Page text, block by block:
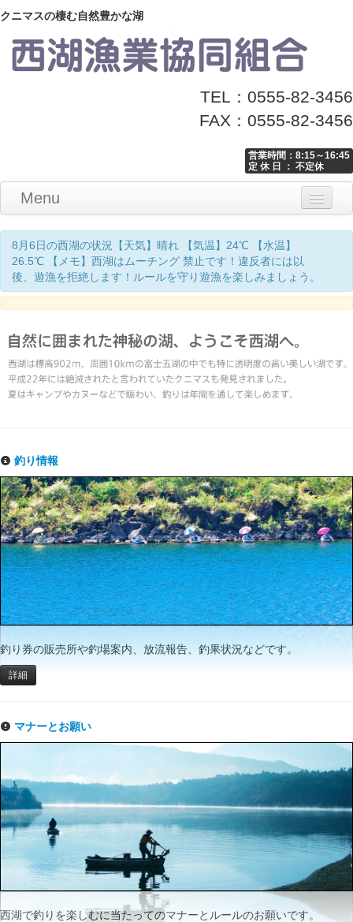
クニマスの棲む自然豊かな湖
TEL：0555-82-3456
FAX：0555-82-3456
営業時間：8:15～16:45
定 休 日 ： 不定休
Menu
Home
釣り情報
マナーとお願い
クニマス展示館
漁協からのお知らせ
お問い合わせ
8月6日の西湖の状況【天気】晴れ 【気温】24℃ 【水温】
26.5℃ 【メモ】西湖はムーチング 禁止です！違反者には以
後、遊漁を拒絶します！ルールを守り遊漁を楽しみましょう。
釣り情報
釣り券の販売所や釣場案内、放流報告、釣果状況などです。
詳細
マナーとお願い
西湖で釣りを楽しむに当たってのマナーとルールのお願いです。